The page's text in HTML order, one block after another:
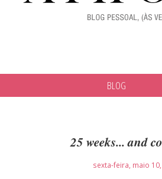
BLOG
25 weeks... and
sexta-feira, maio